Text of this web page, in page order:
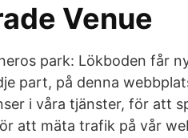
Venue
park: Lökboden får
part, på denna
i våra tjänster, för att
att mäta trafik på vår